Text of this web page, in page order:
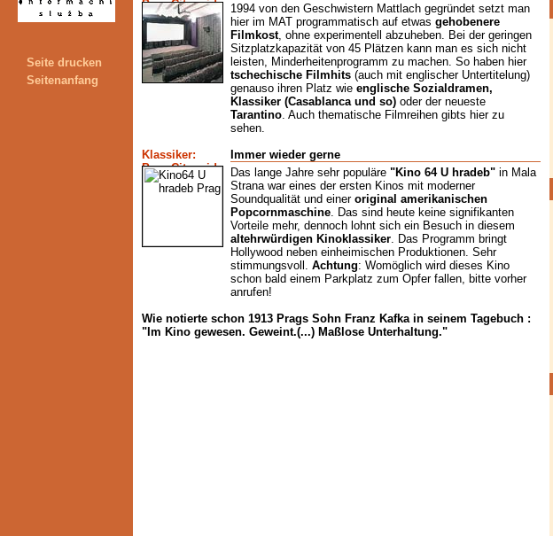
Seite drucken
Seitenanfang
1994 von den Geschwistern Mattlach gegründet setzt man
hier im MAT programmatisch auf etwas gehobenere
Filmkost, ohne experimentell abzuheben. Bei der geringen
Sitzplatzkapazität von 45 Plätzen kann man es sich nicht
leisten, Minderheitenprogramm zu machen. So haben hier
tschechische Filmhits (auch mit englischer Untertitelung)
genauso ihren Platz wie englische Sozialdramen,
Klassiker (Casablanca und so) oder der neueste
Tarantino. Auch thematische Filmreihen gibts hier zu
sehen.
Klassiker:
Immer wieder gerne
Das lange Jahre sehr populäre "Kino 64 U hradeb" in Mala
Strana war eines der ersten Kinos mit moderner
Soundqualität und eineroriginal amerikanischen
Popcornmaschine. Das sind heute keine signifikanten
Vorteile mehr, dennoch lohnt sich ein Besuch in diesem
altehrwürdigen Kinoklassiker. Das Programm bringt
Hollywood neben einheimischen Produktionen. Sehr
stimmungsvoll. Achtung: Womöglich wird dieses Kino
schon bald einem Parkplatz zum Opfer fallen, bitte vorher
anrufen!
Wie notierte schon 1913 Prags Sohn Franz Kafka in seinem Tagebuch :
"Im Kino gewesen. Geweint.(...) Maßlose Unterhaltung."